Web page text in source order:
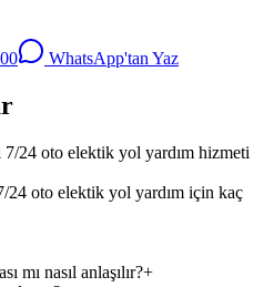
WhatsApp'tan Yaz
24 oto elektik yol yardım hizmeti
24 oto elektik yol yardım için kaç
mı nasıl anlaşılır?+